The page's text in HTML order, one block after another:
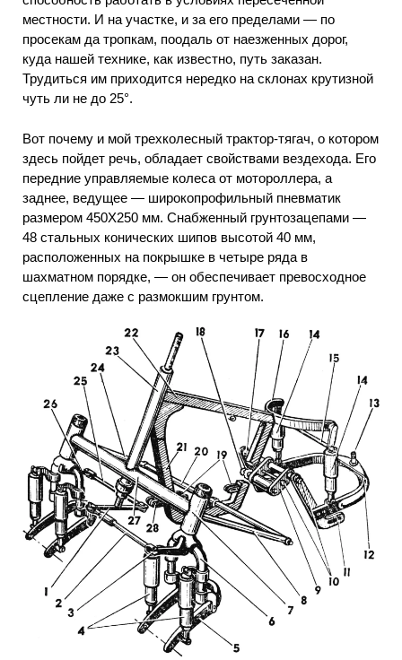
местности. И на участке, и за его пределами — по
просекам да тропкам, поодаль от наезженных дорог,
куда нашей технике, как известно, путь заказан.
Трудиться им приходится нередко на склонах крутизной
чуть ли не до 25°.
Вот почему и мой трехколесный трактор-тягач, о котором
здесь пойдет речь, обладает свойствами вездехода. Его
передние управляемые колеса от мотороллера, а
заднее, ведущее — широкопрофильный пневматик
размером 450X250 мм. Снабженный грунтозацепами —
48 стальных конических шипов высотой 40 мм,
расположенных на покрышке в четыре ряда в
шахматном порядке, — он обеспечивает превосходное
сцепление даже с размокшим грунтом.